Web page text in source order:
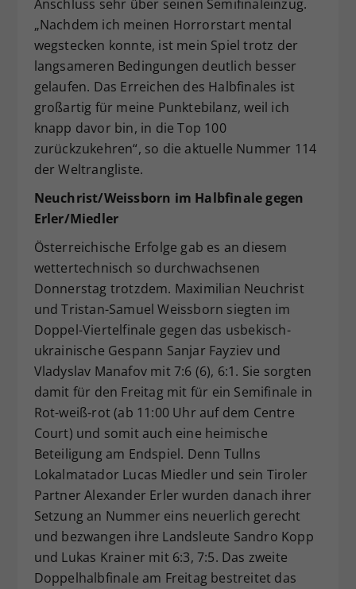
Anschluss sehr über seinen Semifinaleinzug.
„Nachdem ich meinen Horrorstart mental
wegstecken konnte, ist mein Spiel trotz der
langsameren Bedingungen deutlich besser
gelaufen. Das Erreichen des Halbfinales ist
großartig für meine Punktebilanz, weil ich
knapp davor bin, in die Top 100
zurückzukehren“, so die aktuelle Nummer 114
der Weltrangliste.
Neuchrist/Weissborn im Halbfinale gegen
Erler/Miedler
Österreichische Erfolge gab es an diesem
wettertechnisch so durchwachsenen
Donnerstag trotzdem. Maximilian Neuchrist
und Tristan-Samuel Weissborn siegten im
Doppel-Viertelfinale gegen das usbekisch-
ukrainische Gespann Sanjar Fayziev und
Vladyslav Manafov mit 7:6 (6), 6:1. Sie sorgten
damit für den Freitag mit für ein Semifinale in
Rot-weiß-rot (ab 11:00 Uhr auf dem Centre
Court) und somit auch eine heimische
Beteiligung am Endspiel. Denn Tullns
Lokalmatador Lucas Miedler und sein Tiroler
Partner Alexander Erler wurden danach ihrer
Setzung an Nummer eins neuerlich gerecht
und bezwangen ihre Landsleute Sandro Kopp
und Lukas Krainer mit 6:3, 7:5. Das zweite
Doppelhalbfinale am Freitag bestreitet das